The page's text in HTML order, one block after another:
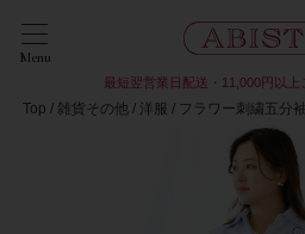
Menu
最短翌営業日配送・11,000円以上
Top 雑貨その他 洋服 フラワー刺繍五分